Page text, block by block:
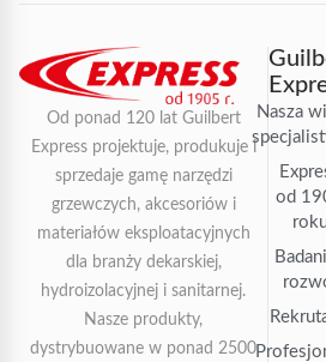
Od ponad 120 lat Guilbert
Express projektuje, produkuje i
sprzedaje gamę narzędzi
grzewczych, akcesoriów i
materiałów eksploatacyjnych
dla branży dekarskiej,
hydroizolacyjnej i sanitarnej.
Nasze produkty,
dystrybuowane w ponad 2500
Nasza
od